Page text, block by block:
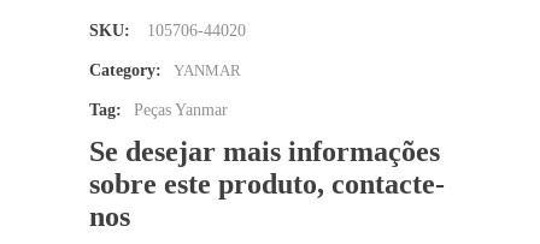
SKU: 105706-44020
Category: YANMAR
Tag: Peças Yanmar
Se desejar mais informações
sobre este produto, contacte-
nos